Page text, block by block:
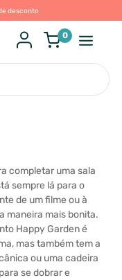
desconto
0
completar uma sala
sempre lá para o
de um filme ou à
maneira mais bonita.
Happy Garden é
mas também tem a
ou uma cadeira
se dobrar e